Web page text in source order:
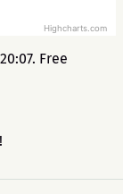
Highcharts.com
Free